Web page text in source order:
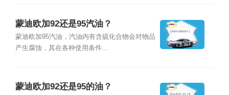
蒙迪欧加92还是95汽油？
蒙迪欧加95汽油，汽油内有含硫化合物会对物品
产生腐蚀，其在各种使用条件...
蒙迪欧加92还是95的油？